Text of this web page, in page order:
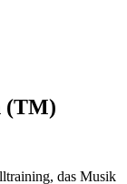
(TM)
das Musik